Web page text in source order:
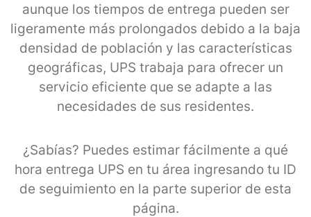
aunque los tiempos de entrega pueden ser
ligeramente más prolongados debido a la baja
densidad de población y las características
geográficas, UPS trabaja para ofrecer un
servicio eficiente que se adapte a las
necesidades de sus residentes.
¿Sabías? Puedes estimar fácilmente a qué
hora entrega UPS en tu área ingresando tu ID
de seguimiento en la parte superior de esta
página.